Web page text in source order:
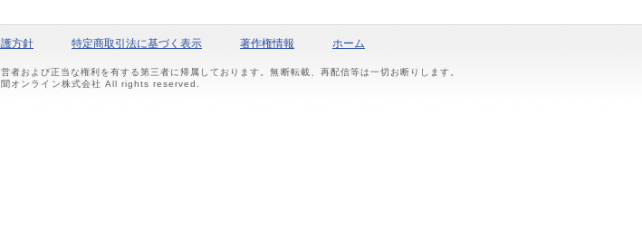
方針 特定商取引法に基づく表示 著作権情報 ホーム
および正当な権利を有する第三者に帰属しております。無断転載、再配信等は一切お断りします。
オンライン株式会社 All rights reserved.